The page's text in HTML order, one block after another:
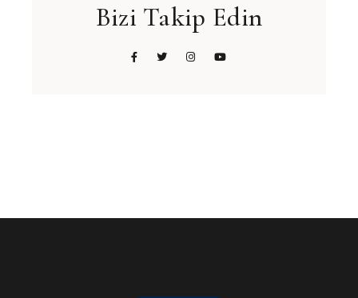
Bizi Takip Edin